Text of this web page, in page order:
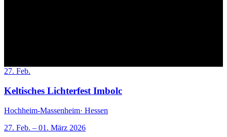
27. Feb.
Keltisches Lichterfest Imbolc
Hochheim-Massenheim· Hessen
27. Feb. – 01. März 2026